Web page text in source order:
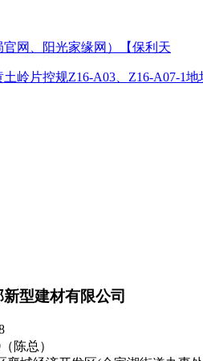
网、阳光家缘网）【保利天
岭片控规Z16-A03、Z16-A07-1地
型建材有限公司
陈总）